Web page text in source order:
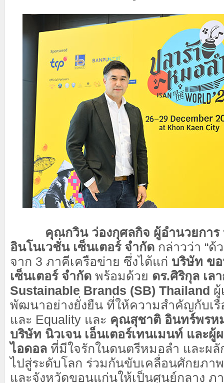
คุณกวิน ว่องกุศลกิจ ผู้อำนวยการ
อินโนเวชั่น เซ็นเตอร์ จำกัด กล่าวว่า “
จาก 3 ภาคีเครือข่าย ซึ่งได้แก่ บริษัท ข
เซ็นเตอร์ จำกัด พร้อมด้วย ดร.ศิริกุล เล
Sustainable Brands (SB) Thailand ผู้
พัฒนาอย่างยั่งยืน ที่ให้ความสำคัญกับเรื่
และ Equality และ คุณสุชาติ อินทร์พรห
บริษัท นิวเจน เอ็นเตอร์เทนเมนท์ และผู้
ไอดอล ที่มีใจรักในดนตรีหมอลำ และผ
ไปสู่ระดับโลก ร่วมกันขับเคลื่อนศักยภา
และจังหวัดขอนแก่นให้เป็นศูนย์กลาง ภ